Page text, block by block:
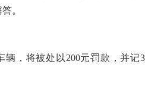
。
辆，将被处以200元罚款，并记3